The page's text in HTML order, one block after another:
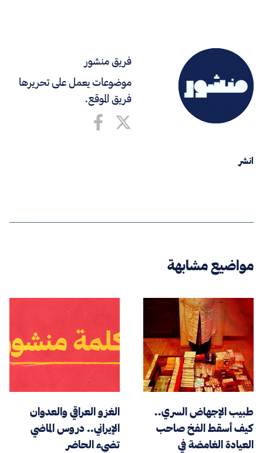
فريق منشور
موضوعات يعمل على تحريرها
فريق الموقع.
انشر
مواضيع مشابهة
طبيب الإجهاض السري..
كيف أسقط الفخ صاحب
العيادة الغامضة في
الغزو العراقي والعدوان
الإيراني.. دروس الماضي
تضيء الحاضر